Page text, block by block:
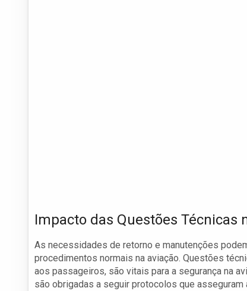
Impacto das Questões Técnicas
As necessidades de retorno e manutenções
procedimentos normais na aviação. Questões
aos passageiros, são vitais para a segurança na
são obrigadas a seguir protocolos que